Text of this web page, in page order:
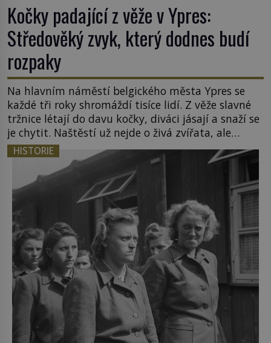
Kočky padající z věže v Ypres:
Středověký zvyk, který dodnes budí
rozpaky
Na hlavním náměstí belgického města Ypres se
každé tři roky shromáždí tisíce lidí. Z věže slavné
tržnice létají do davu kočky, diváci jásají a snaží se
je chytit. Naštěstí už nejde o živá zvířata, ale
jenom o plyšové suvenýry. Kdysi to ale bylo jinak.
Tato veselá podívaná připomíná jeden z
nejpodivnějších a zároveň nejkrutějších zvyků […]
HISTORIE